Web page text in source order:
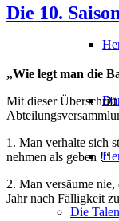
Die
Die 10.
„Wie legt man die
Mit dieser Überschrift
1. Man verhalte sich
nehmen als geben !“
2. Man versäume
Jahr nach Fälligkeit